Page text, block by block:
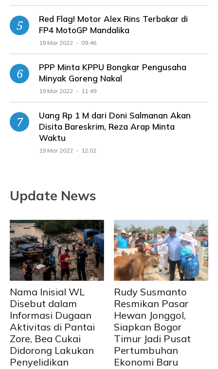
Red Flag! Motor Alex Rins Terbakar di
FP4 MotoGP Mandalika
19 Mar 2022 - 09:46
PPP Minta KPPU Bongkar Pengusaha
Minyak Goreng Nakal
19 Mar 2022 - 11:49
Uang Rp 1 M dari Doni Salmanan Akan
Disita Bareskrim, Reza Arap Minta
Waktu
19 Mar 2022 - 12:02
Update News
Nama Inisial WL
Disebut dalam
Informasi Dugaan
Aktivitas di Pantai
Zore, Bea Cukai
Didorong Lakukan
Penyelidikan
Rudy Susmanto
Resmikan Pasar
Hewan Jonggol,
Siapkan Bogor
Timur Jadi Pusat
Pertumbuhan
Ekonomi Baru